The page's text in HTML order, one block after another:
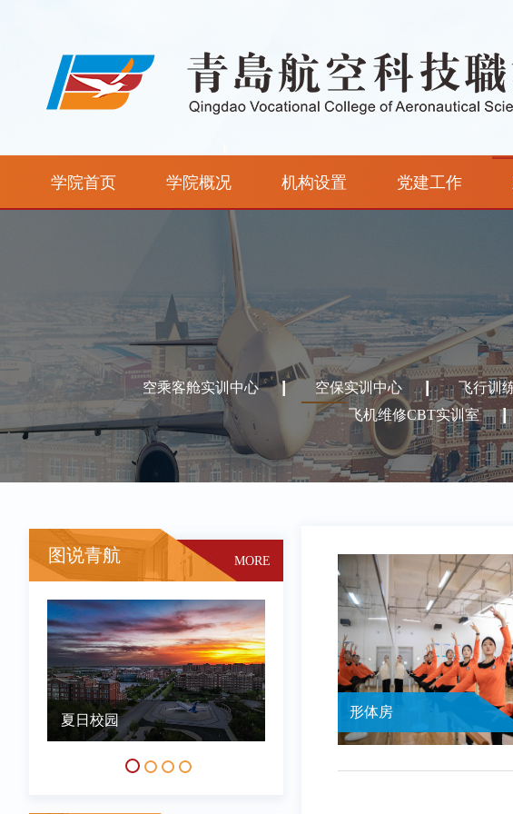
学院首页 学院概况 机构设置 党建工作
空乘客舱实训中心 空保实训中心 飞行训
飞机维修CBT实训室
图说青航 MORE
夏日校园
形体房